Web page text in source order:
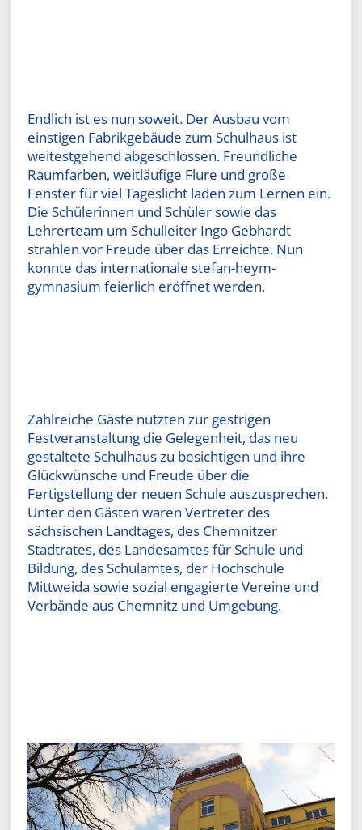
Endlich ist es nun soweit. Der Ausbau vom
einstigen Fabrikgebäude zum Schulhaus ist
weitestgehend abgeschlossen. Freundliche
Raumfarben, weitläufige Flure und große
Fenster für viel Tageslicht laden zum Lernen ein.
Die Schülerinnen und Schüler sowie das
Lehrerteam um Schulleiter Ingo Gebhardt
strahlen vor Freude über das Erreichte. Nun
konnte das internationale stefan-heym-
gymnasium feierlich eröffnet werden.
Zahlreiche Gäste nutzten zur gestrigen
Festveranstaltung die Gelegenheit, das neu
gestaltete Schulhaus zu besichtigen und ihre
Glückwünsche und Freude über die
Fertigstellung der neuen Schule auszusprechen.
Unter den Gästen waren Vertreter des
sächsischen Landtages, des Chemnitzer
Stadtrates, des Landesamtes für Schule und
Bildung, des Schulamtes, der Hochschule
Mittweida sowie sozial engagierte Vereine und
Verbände aus Chemnitz und Umgebung.